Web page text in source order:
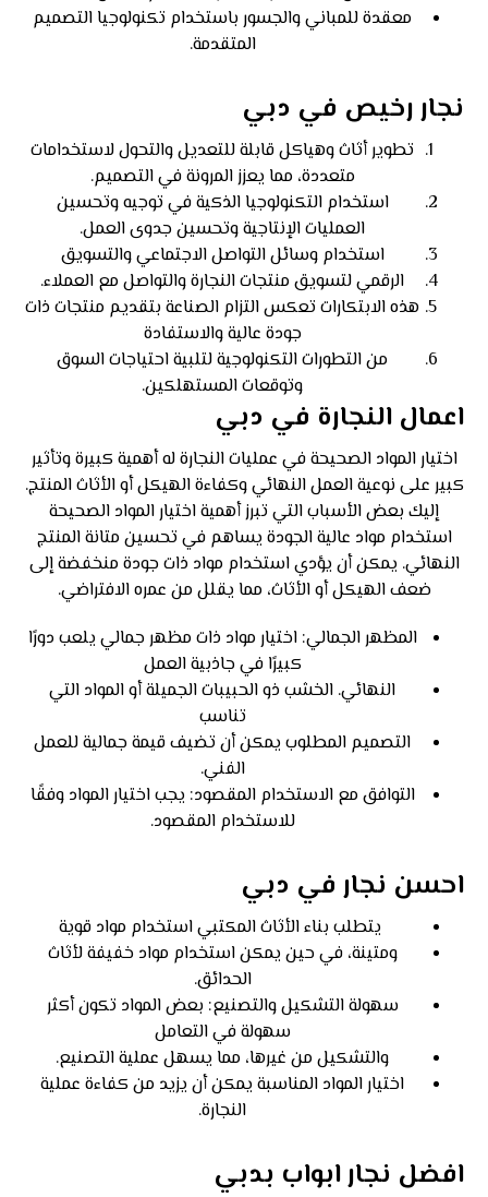
معقدة للمباني والجسور باستخدام تكنولوجيا التصميم
المتقدمة.
نجار رخيص في دبي
تطوير أثاث وهياكل قابلة للتعديل والتحول لاستخدامات
متعددة، مما يعزز المرونة في التصميم.
استخدام التكنولوجيا الذكية في توجيه وتحسين
العمليات الإنتاجية وتحسين جدوى العمل.
استخدام وسائل التواصل الاجتماعي والتسويق
الرقمي لتسويق منتجات النجارة والتواصل مع العملاء.
هذه الابتكارات تعكس التزام الصناعة بتقديم منتجات ذات
جودة عالية والاستفادة
من التطورات التكنولوجية لتلبية احتياجات السوق
وتوقعات المستهلكين.
اعمال النجارة في دبي
اختيار المواد الصحيحة في عمليات النجارة له أهمية كبيرة وتأثير
كبير على نوعية العمل النهائي وكفاءة الهيكل أو الأثاث المنتج.
إليك بعض الأسباب التي تبرز أهمية اختيار المواد الصحيحة
استخدام مواد عالية الجودة يساهم في تحسين متانة المنتج
النهائي. يمكن أن يؤدي استخدام مواد ذات جودة منخفضة إلى
ضعف الهيكل أو الأثاث، مما يقلل من عمره الافتراضي.
المظهر الجمالي: اختيار مواد ذات مظهر جمالي يلعب دورًا
كبيرًا في جاذبية العمل
النهائي. الخشب ذو الحبيبات الجميلة أو المواد التي
تناسب
التصميم المطلوب يمكن أن تضيف قيمة جمالية للعمل
الفني.
التوافق مع الاستخدام المقصود: يجب اختيار المواد وفقًا
للاستخدام المقصود.
احسن نجار في دبي
يتطلب بناء الأثاث المكتبي استخدام مواد قوية
ومتينة، في حين يمكن استخدام مواد خفيفة لأثاث
الحدائق.
سهولة التشكيل والتصنيع: بعض المواد تكون أكثر
سهولة في التعامل
والتشكيل من غيرها، مما يسهل عملية التصنيع.
اختيار المواد المناسبة يمكن أن يزيد من كفاءة عملية
النجارة.
افضل نجار ابواب بدبي